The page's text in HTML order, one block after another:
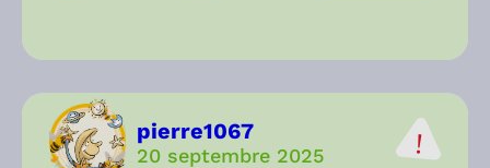
pierre1067
20 septembre 2025